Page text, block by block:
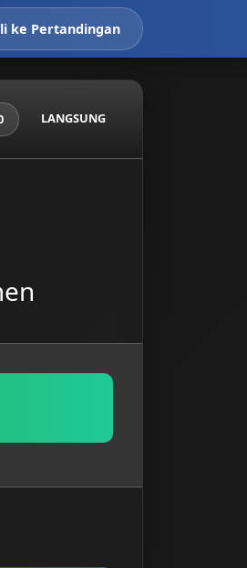
ke Pertandingan
LANGSUNG